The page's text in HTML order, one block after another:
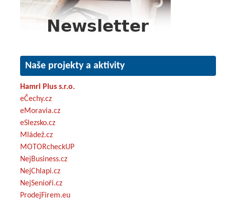
Naše projekty a aktivity
Hamri Plus s.r.o.
eČechy.cz
eMoravia.cz
eSlezsko.cz
Mládež.cz
MOTORcheckUP
NejBusiness.cz
NejChlapi.cz
NejSenioři.cz
ProdejFirem.eu